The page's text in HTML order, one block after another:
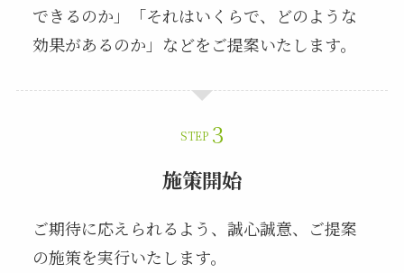
できるのか」「それはいくらで、どのような
効果があるのか」などをご提案いたします。
STEP
施策開始
ご期待に応えられるよう、誠心誠意、ご提案
の施策を実行いたします。